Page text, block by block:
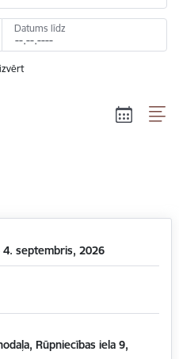
Datums līdz
4. septembris, 2026
Rūpniecības iela 9,